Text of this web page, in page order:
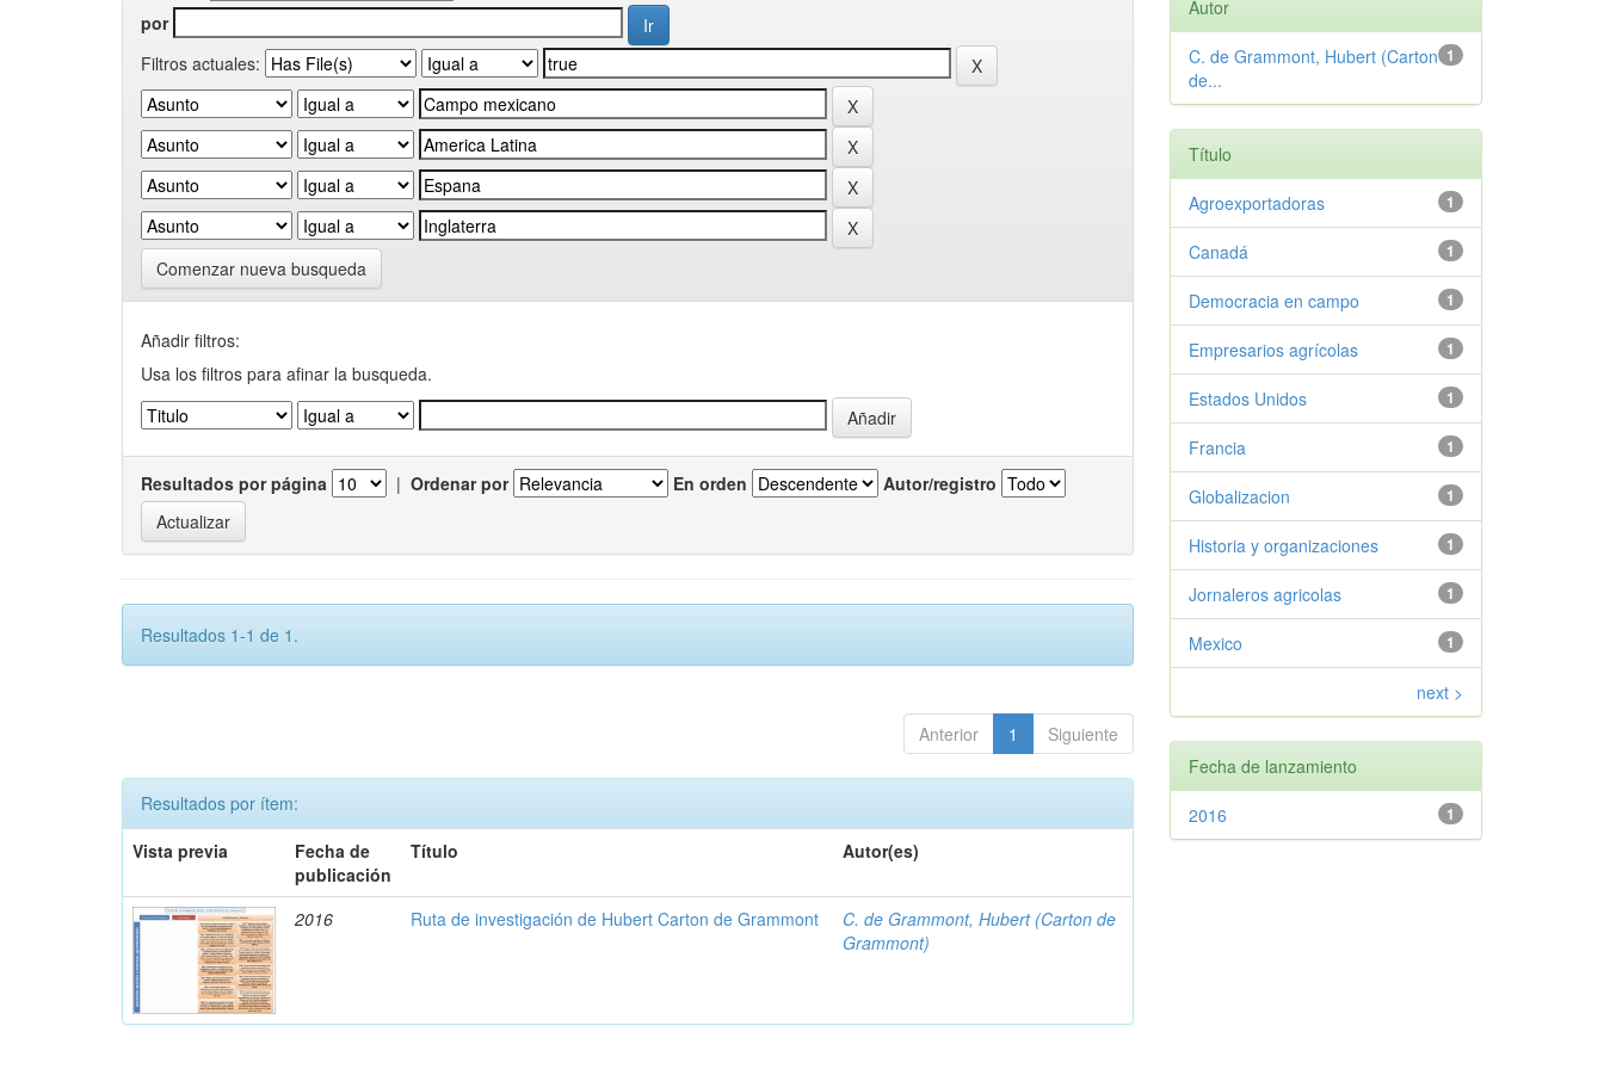
por
Filtros actuales:
Comenzar nueva busqueda
Añadir filtros:
Usa los filtros para afinar la busqueda.
Resultados por página | Ordenar por En orden Autor/registro
Resultados 1-1 de 1.
Anterior 1 Siguiente
Resultados por ítem:
Vista previa
Fecha de
publicación
Título Autor(es)
2016 Ruta de investigación de Hubert Carton de Grammont
C. de Grammont, Hubert (Carton de
Grammont)
Autor
1
C. de Grammont, Hubert (Carton
de...
Título
1
Agroexportadoras
1
Canadá
1
Democracia en campo
1
Empresarios agrícolas
1
Estados Unidos
1
Francia
1
Globalizacion
1
Historia y organizaciones
1
Jornaleros agricolas
1
Mexico
next >
Fecha de lanzamiento
1
2016